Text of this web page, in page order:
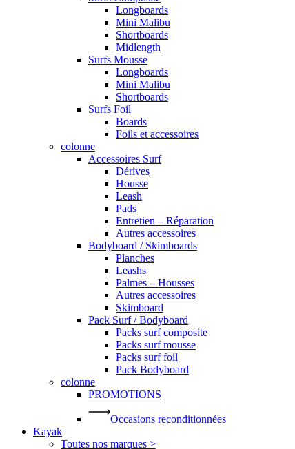
Longboards
Mini Malibu
Shortboards
Midlength
Surfs Mousse
Longboards
Mini Malibu
Shortboards
Surfs Foil
Boards
Foils et accessoires
colonne
Accessoires Surf
Dérives
Housse
Leash
Pads
Entretien – Réparation
Autres accessoires
Bodyboard / Skimboards
Planches
Leashs
Palmes – Housses
Autres accessoires
Skimboard
Pack Surf / Bodyboard
Packs surf composite
Packs surf mousse
Packs surf foil
Pack Bodyboard
colonne
PROMOTIONS
Occasions reconditionnées
Kayak
Toutes nos marques >